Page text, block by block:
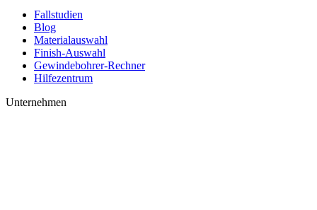
Fallstudien
Blog
Materialauswahl
Finish-Auswahl
Gewindebohrer-Rechner
Hilfezentrum
Unternehmen